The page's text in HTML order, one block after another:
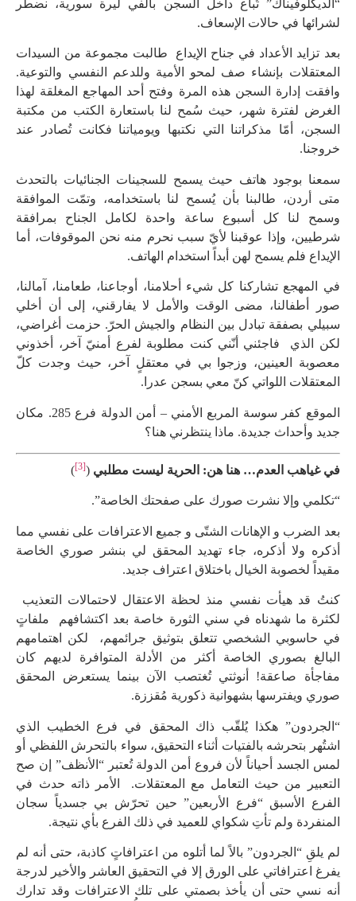
“الديكلوفيناك” تُباع داخل السجن بألفي ليرة سورية، نضطر
لشرائها في حالات الإسعاف.
بعد تزايد الأعداد في جناح الإيداع طالبت مجموعة من السيدات
المعتقلات بإنشاء صف لمحو الأمية وللدعم النفسي والتوعية.
وافقت إدارة السجن هذه المرة وفتح أحد المهاجع المغلقة لهذا
الغرض لفترة شهر، حيث سُمح لنا باستعارة الكتب من مكتبة
السجن، أمّا مذكراتنا التي نكتبها ويومياتنا فكانت تُصادر عند
خروجنا.
سمعنا بوجود هاتف حيث يسمح للسجينات الجنائيات بالتحدث
متى أردن، طالبنا بأن يُسمح لنا باستخدامه، وتمّت الموافقة
وسمح لنا كل أسبوع ساعة واحدة لكامل الجناح بمرافقة
شرطيين، وإذا عوقبنا لأيّ سبب نحرم منه نحن الموقوفات، أما
الإيداع فلم يسمح لهن أبداً استخدام الهاتف.
في المهجع تشاركنا كل شيء أحلامنا، أوجاعنا، طعامنا، آمالنا،
صور أطفالنا، مضى الوقت والأمل لا يفارقني، إلى أن أخلي
سبيلي بصفقة تبادل بين النظام والجيش الحرّ. حزمت أغراضي،
لكن الذي فاجئني أنّني كنت مطلوبة لفرع أمنيّ آخر، أخذوني
معصوبة العينين، وزجوا بي في معتقلٍ آخر، حيث وجدت كلّ
المعتقلات اللواتي كنّ معي بسجن عدرا.
الموقع كفر سوسة المربع الأمني – أمن الدولة فرع 285. مكان
جديد وأحداث جديدة. ماذا ينتظرني هنا؟
في غياهب العدم… هنا هن: الحرية ليست مطلبي (
[3]
)
“تكلمي وإلا نشرت صورك على صفحتك الخاصة”.
بعد الضرب و الإهانات الشتّى و جميع الاعترافات على نفسي مما
أذكره ولا أذكره، جاء تهديد المحقق لي بنشر صوري الخاصة
مقيداً لخصوبة الخيال باختلاق اعتراف جديد.
كنتُ قد هيأت نفسي منذ لحظة الاعتقال لاحتمالات التعذيب
لكثرة ما شهدناه في سني الثورة خاصة بعد اكتشافهم ملفاتٍ
في حاسوبي الشخصي تتعلق بتوثيق جرائمهم، لكن اهتمامهم
البالغ بصوري الخاصة أكثر من الأدلة المتوافرة لديهم كان
مفاجأة صاعقة! أنوثتي تُغتصب الآن بينما يستعرض المحقق
صوري ويفترسها بشهوانية ذكورية مُقززة.
“الجردون” هكذا يُلقّب ذاك المحقق في فرع الخطيب الذي
اشتُهر بتحرشه بالفتيات أثناء التحقيق، سواء بالتحرش اللفظي أو
لمس الجسد أحياناً لأن فروع أمن الدولة تُعتبر “الأنظف” إن صح
التعبير من حيث التعامل مع المعتقلات. الأمر ذاته حدث في
الفرع الأسبق “فرع الأربعين” حين تحرّش بي جسدياً سجان
المنفردة ولم تأتِ شكواي للعميد في ذلك الفرع بأي نتيجة.
لم يلقِ “الجردون” بالاً لما أتلوه من اعترافاتٍ كاذبة، حتى أنه لم
يفرغ اعترافاتي على الورق إلا في التحقيق العاشر والأخير لدرجة
أنه نسي حتى أن يأخذ بصمتي على تلك الاعترافات وقد تدارك